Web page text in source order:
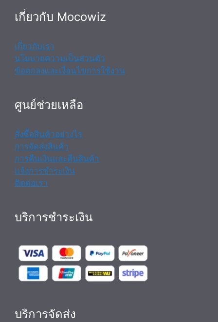
เกี่ยวกับ Mocowiz
เกี่ยวกับเรา
นโยบายความเป็นส่วนตัว
ข้อตกลงและเงื่อนไขการใช้งาน
ศูนย์ช่วยเหลือ
สั่งซื้อสินค้าอย่างไร
การจัดส่งสินค้า
การคืนเงินและคืนสินค้า
แจ้งการชำระเงิน
ติดต่อเรา
บริการชำระเงิน
บริการจัดส่ง